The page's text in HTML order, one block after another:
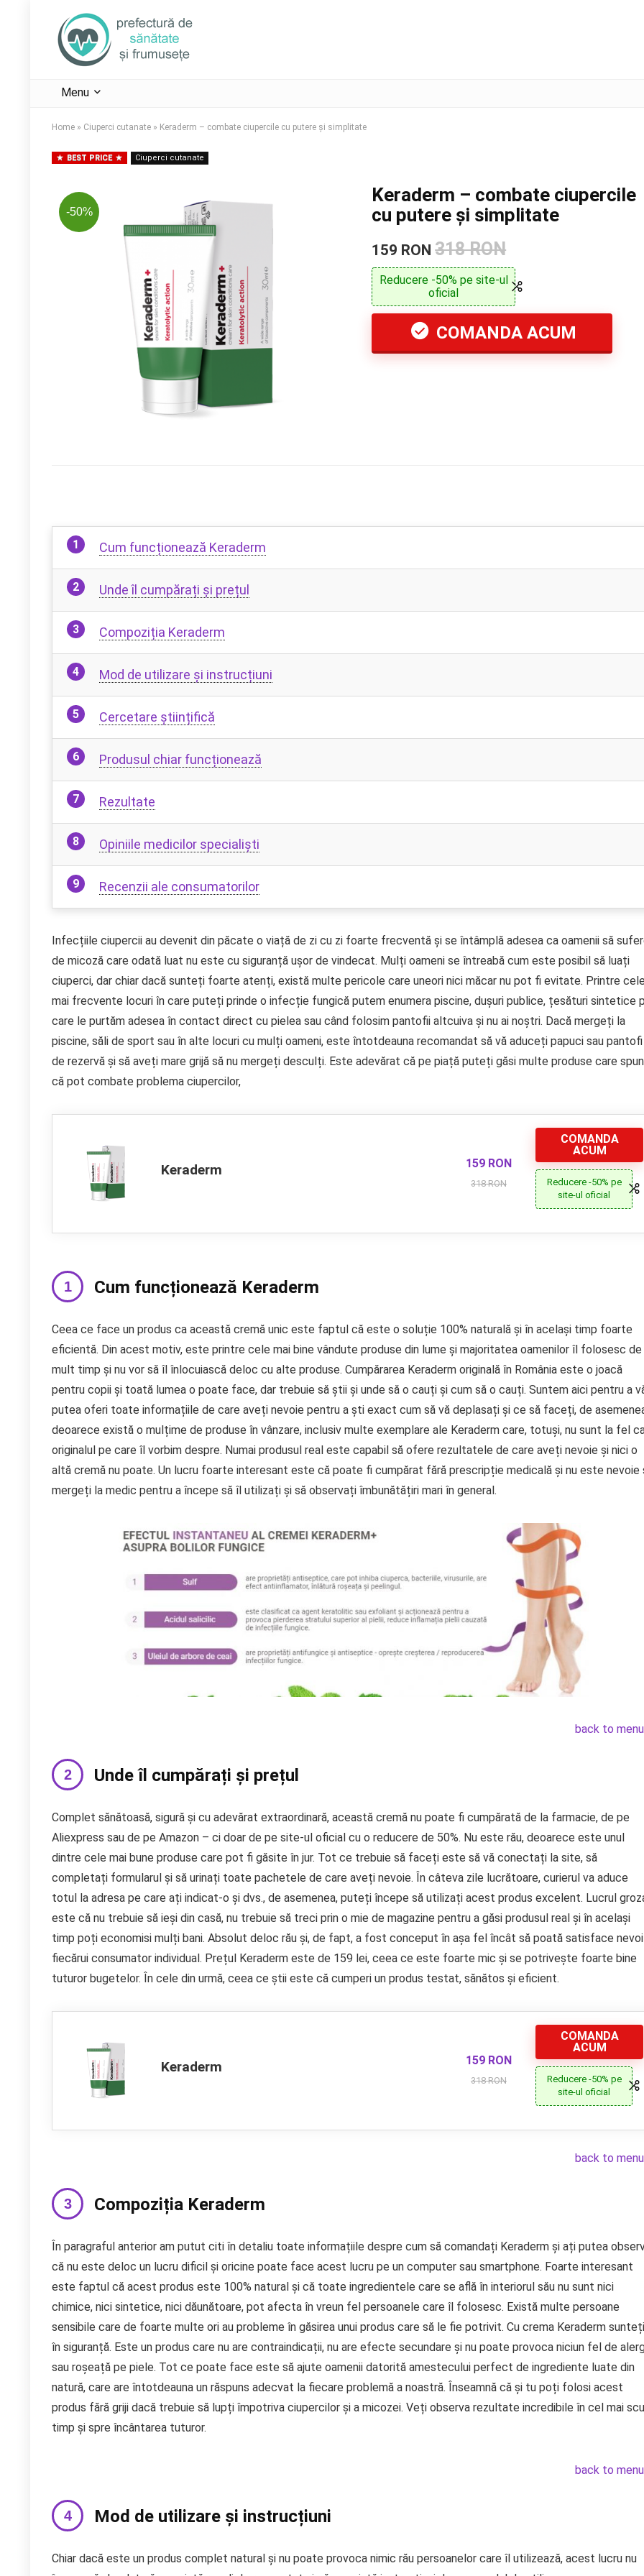
Menu
Home » Ciuperci cutanate » Keraderm – combate ciupercile cu putere și simplitate
BEST PRICE Ciuperci cutanate
-50%
Keraderm – combate ciupercile
cu putere și simplitate
159 RON318 RON
Reducere -50% pe site-ul
oficial
COMANDA ACUM
Cum funcționează Keraderm
Unde îl cumpărați și prețul
Compoziția Keraderm
Mod de utilizare și instrucțiuni
Cercetare științifică
Produsul chiar funcționează
Rezultate
Opiniile medicilor specialiști
Recenzii ale consumatorilor
Infecțiile ciupercii au devenit din păcate o viață de zi cu zi foarte frecventă și se întâmplă adesea ca oamenii să
de micoză care odată luat nu este cu siguranță ușor de vindecat. Mulți oameni se întreabă cum este posibil să luați
ciuperci, dar chiar dacă sunteți foarte atenți, există multe pericole care uneori nici măcar nu pot fi evitate. Printre
mai frecvente locuri în care puteți prinde o infecție fungică putem enumera piscine, dușuri publice, țesături sintetice
care le purtăm adesea în contact direct cu pielea sau când folosim pantofii altcuiva și nu ai noștri. Dacă mergeți la
piscine, săli de sport sau în alte locuri cu mulți oameni, este întotdeauna recomandat să vă aduceți papuci sau pantofi
de rezervă și să aveți mare grijă să nu mergeți desculți. Este adevărat că pe piață puteți găsi multe produse care spun
că pot combate problema ciupercilor,
Keraderm 159 RON
318 RON
COMANDA
ACUM
Reducere -50% pe
site-ul oficial
Cum funcționează Keraderm
Ceea ce face un produs ca această cremă unic este faptul că este o soluție 100% naturală și în același timp foarte
eficientă. Din acest motiv, este printre cele mai bine vândute produse din lume și majoritatea oamenilor îl folosesc de
mult timp și nu vor să îl înlocuiască deloc cu alte produse. Cumpărarea Keraderm originală în România este o joacă
pentru copii și toată lumea o poate face, dar trebuie să știi și unde să o cauți și cum să o cauți. Suntem aici pentru a
putea oferi toate informațiile de care aveți nevoie pentru a ști exact cum să vă deplasați și ce să faceți, de
deoarece există o mulțime de produse în vânzare, inclusiv multe exemplare ale Keraderm care, totuși, nu sunt la fel
originalul pe care îl vorbim despre. Numai produsul real este capabil să ofere rezultatele de care aveți nevoie și nici o
altă cremă nu poate. Un lucru foarte interesant este că poate fi cumpărat fără prescripție medicală și nu este nevoie
mergeți la medic pentru a începe să îl utilizați și să observați îmbunătățiri mari în general.
back to
Unde îl cumpărați și prețul
Complet sănătoasă, sigură și cu adevărat extraordinară, această cremă nu poate fi cumpărată de la farmacie, de pe
Aliexpress sau de pe Amazon – ci doar de pe site-ul oficial cu o reducere de 50%. Nu este rău, deoarece este unul
dintre cele mai bune produse care pot fi găsite în jur. Tot ce trebuie să faceți este să vă conectați la site, să
completați formularul și să urinați toate pachetele de care aveți nevoie. În câteva zile lucrătoare, curierul va aduce
totul la adresa pe care ați indicat-o și dvs., de asemenea, puteți începe să utilizați acest produs excelent. Lucrul
este că nu trebuie să ieși din casă, nu trebuie să treci prin o mie de magazine pentru a găsi produsul real și în același
timp poți economisi mulți bani. Absolut deloc rău și, de fapt, a fost conceput în așa fel încât să poată satisface
fiecărui consumator individual. Prețul Keraderm este de 159 lei, ceea ce este foarte mic și se potrivește foarte bine
tuturor bugetelor. În cele din urmă, ceea ce știi este că cumperi un produs testat, sănătos și eficient.
Keraderm 159 RON
318 RON
COMANDA
ACUM
Reducere -50% pe
site-ul oficial
back to
Compoziția Keraderm
În paragraful anterior am putut citi în detaliu toate informațiile despre cum să comandați Keraderm și ați putea
că nu este deloc un lucru dificil și oricine poate face acest lucru pe un computer sau smartphone. Foarte interesant
este faptul că acest produs este 100% natural și că toate ingredientele care se află în interiorul său nu sunt nici
chimice, nici sintetice, nici dăunătoare, pot afecta în vreun fel persoanele care îl folosesc. Există multe persoane
sensibile care de foarte multe ori au probleme în găsirea unui produs care să le fie potrivit. Cu crema Keraderm sunteți
în siguranță. Este un produs care nu are contraindicații, nu are efecte secundare și nu poate provoca niciun fel de
sau roșeață pe piele. Tot ce poate face este să ajute oamenii datorită amestecului perfect de ingrediente luate din
natură, care are întotdeauna un răspuns adecvat la fiecare problemă a noastră. Înseamnă că și tu poți folosi acest
produs fără griji dacă trebuie să lupți împotriva ciupercilor și a micozei. Veți observa rezultate incredibile în cel mai
timp și spre încântarea tuturor.
back to
Mod de utilizare și instrucțiuni
Chiar dacă este un produs complet natural și nu poate provoca nimic rău persoanelor care îl utilizează, acest lucru nu